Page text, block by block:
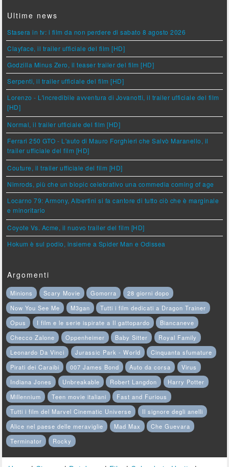
Ultime news
Stasera in tv: i film da non perdere di sabato 8 agosto 2026
Clayface, il trailer ufficiale del film [HD]
Godzilla Minus Zero, il teaser trailer del film [HD]
Serpenti, il trailer ufficiale del film [HD]
Lorenzo - L'incredibile avventura di Jovanotti, il trailer ufficiale del film
[HD]
Normal, il trailer ufficiale del film [HD]
Ferrari 250 GTO - L'auto di Mauro Forghieri che Salvò Maranello, il
trailer ufficiale del film [HD]
Couture, il trailer ufficiale del film [HD]
Nimrods, più che un biopic celebrativo una commedia coming of age
Locarno 79: Armony, Albertini si fa cantore di tutto ciò che è marginale
e minoritario
Coyote Vs. Acme, il nuovo trailer del film [HD]
Hokum è sul podio, insieme a Spider Man e Odissea
Argomenti
Minions Scary Movie Gomorra
28 giorni dopo
Now You See Me
M3gan
Tutti i film dedicati a Dragon Trainer
Opus
I film e le serie ispirate a Il gattopardo
Biancaneve
Checco Zalone
Oppenheimer Baby Sitter
Royal Family
Leonardo Da Vinci
Jurassic Park - World
Cinquanta sfumature
Pirati dei Caraibi
007 James Bond Auto da corsa
Virus
Indiana Jones
Unbreakable Robert Langdon
Harry Potter
Millennium
Teen movie italiani
Fast and Furious
Tutti i film del Marvel Cinematic Universe
Il signore degli anelli
Alice nel paese delle meraviglie
Mad Max
Che Guevara
Terminator
Rocky